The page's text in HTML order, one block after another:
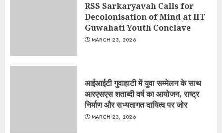
RSS Sarkaryavah Calls for
Decolonisation of Mind at IIT
Guwahati Youth Conclave
MARCH 23, 2026
आईआईटी गुवाहाटी में युवा सम्मेलन के साथ
आरएसएस शताब्दी वर्ष का आयोजन, राष्ट्र
निर्माण और सभ्यतागत दायित्व पर जोर
MARCH 23, 2026